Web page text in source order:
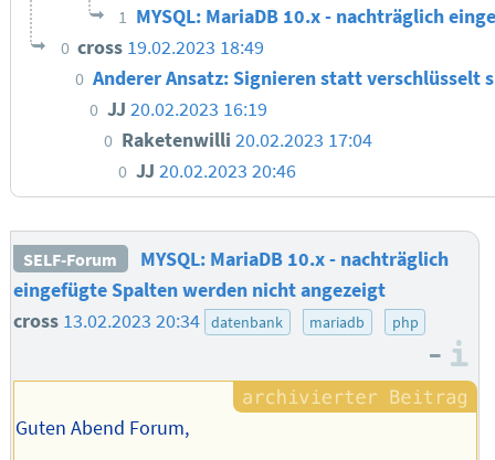
1 MYSQL: MariaDB 10.x - nachträglich
0 cross 19.02.2023 18:49
0 Anderer Ansatz: Signieren statt verschlüsselt
0 JJ 20.02.2023 16:19
0 Raketenwilli20.02.2023 17:04
0 JJ20.02.2023 20:46
SELF-Forum
MYSQL: MariaDB 10.x - nachträglich
eingefügte Spalten werden nicht angezeigt
cross 13.02.2023 20:34 datenbank mariadb php
–
Guten Abend Forum,